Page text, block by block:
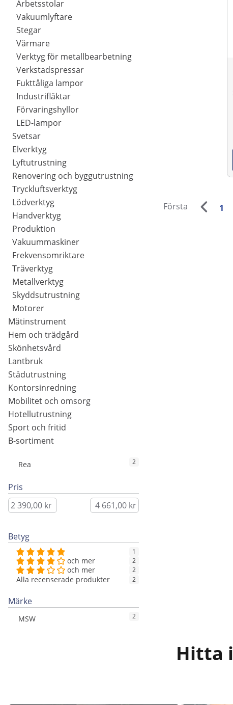
Arbetsstolar
Vakuumlyftare
Stegar
Värmare
Verktyg för metallbearbetning
Verkstadspressar
Fukttåliga lampor
Industrifläktar
Förvaringshyllor
LED-lampor
Svetsar
Elverktyg
Lyftutrustning
Renovering och byggutrustning
Tryckluftsverktyg
Lödverktyg
Handverktyg
Produktion
Vakuummaskiner
Frekvensomriktare
Träverktyg
Metallverktyg
Skyddsutrustning
Motorer
Mätinstrument
Hem och trädgård
Skönhetsvård
Lantbruk
Städutrustning
Kontorsinredning
Mobilitet och omsorg
Hotellutrustning
Sport och fritid
B-sortiment
Rea 2
Pris
Betyg
1
och mer 2
och mer 2
Alla recenserade produkter 2
Märke
MSW 2
Första 1
Hitta